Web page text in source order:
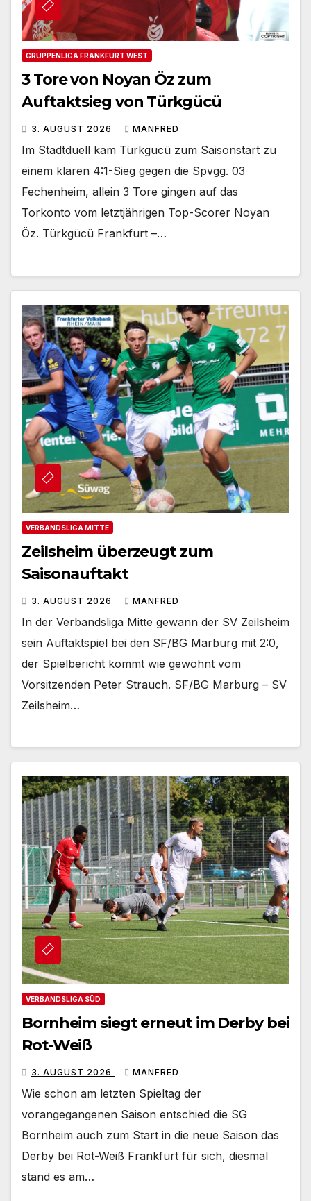
GRUPPENLIGA FRANKFURT WEST
3 Tore von Noyan Öz zum
Auftaktsieg von Türkgücü
3. AUGUST 2026 MANFRED
Im Stadtduell kam Türkgücü zum Saisonstart zu
einem klaren 4:1-Sieg gegen die Spvgg. 03
Fechenheim, allein 3 Tore gingen auf das
Torkonto vom letztjährigen Top-Scorer Noyan
Öz. Türkgücü Frankfurt –…
VERBANDSLIGA MITTE
Zeilsheim überzeugt zum
Saisonauftakt
3. AUGUST 2026 MANFRED
In der Verbandsliga Mitte gewann der SV Zeilsheim
sein Auftaktspiel bei den SF/BG Marburg mit 2:0,
der Spielbericht kommt wie gewohnt vom
Vorsitzenden Peter Strauch. SF/BG Marburg – SV
Zeilsheim…
VERBANDSLIGA SÜD
Bornheim siegt erneut im Derby bei
Rot-Weiß
3. AUGUST 2026 MANFRED
Wie schon am letzten Spieltag der
vorangegangenen Saison entschied die SG
Bornheim auch zum Start in die neue Saison das
Derby bei Rot-Weiß Frankfurt für sich, diesmal
stand es am…